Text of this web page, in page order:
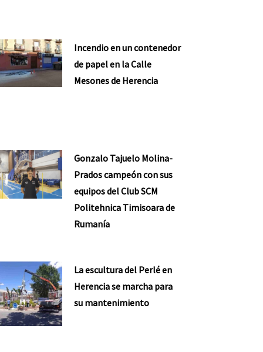
Incendio en un contenedor
de papel en la Calle
Mesones de Herencia
Gonzalo Tajuelo Molina-
Prados campeón con sus
equipos del Club SCM
Politehnica Timisoara de
Rumanía
La escultura del Perlé en
Herencia se marcha para
su mantenimiento